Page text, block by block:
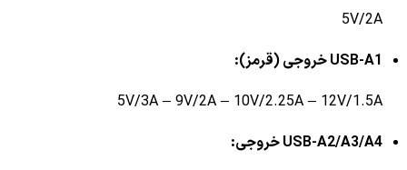
5V/2A
USB-A1 خروجی (قرمز):
5V/3A – 9V/2A – 10V/2.25A – 12V/1.5A
USB-A2/A3/A4 خروجی: